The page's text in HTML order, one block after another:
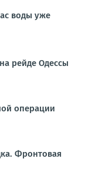
воды уже
рейде Одессы
операции
Фронтовая